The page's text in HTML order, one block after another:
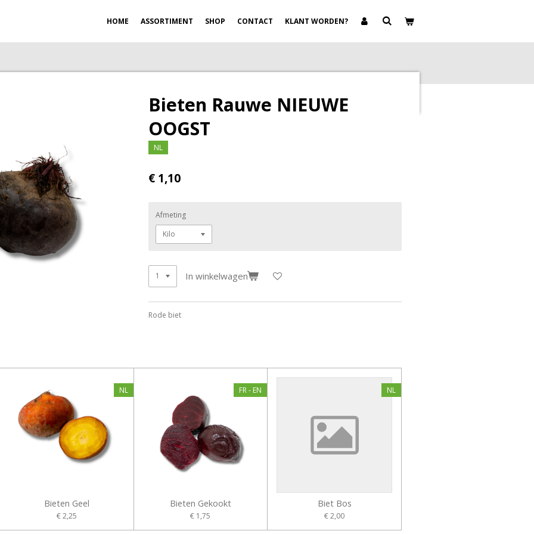
HOME ASSORTIMENT SHOP CONTACT KLANT WORDEN?
Bieten Rauwe NIEUWE
OOGST
NL
€ 1,10
Afmeting
In winkelwagen
Rode biet
NL
Bieten Geel
€ 2,25
FR - EN
Bieten Gekookt
€ 1,75
NL
Biet Bos
€ 2,00